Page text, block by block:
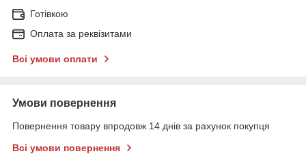
Готівкою
Оплата за реквізитами
Всі умови оплати
Умови повернення
Повернення товару впродовж 14 днів за рахунок покупця
Всі умови повернення